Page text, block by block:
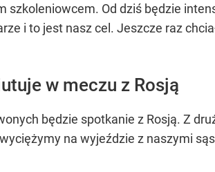
Od dziś będzie
i to jest nasz cel. Jeszcze raz
w meczu z Rosją
będzie spotkanie z Rosją. Z
na wyjeździe z naszymi